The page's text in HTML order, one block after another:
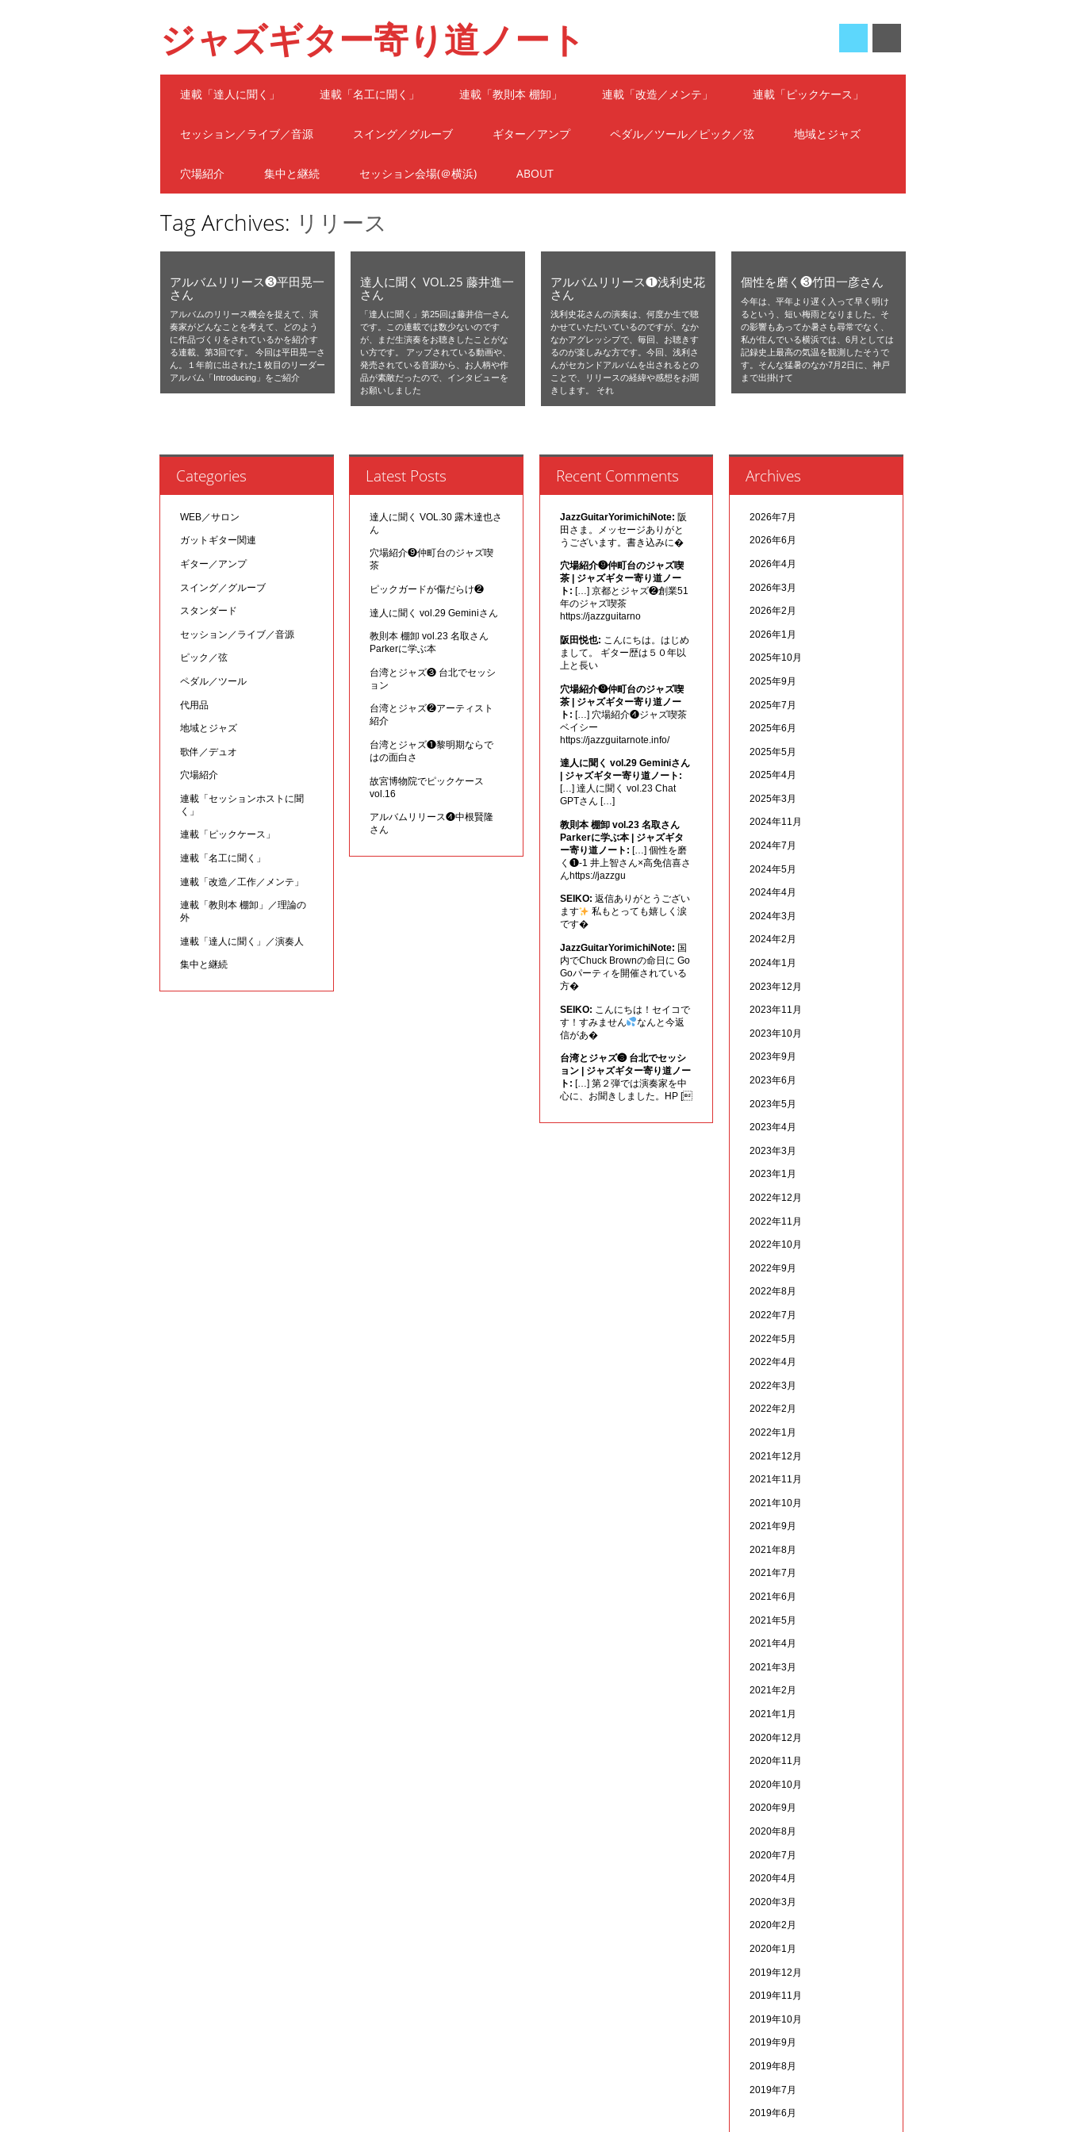
ジャズギター寄り道ノート
Main menu
連載「達人に聞く」 連載「名工に聞く」 連載「教則本 棚卸」 連載「改造／メンテ」 連載「ピックケース」
セッション／ライブ／音源 スイング／グルーブ ギター／アンプ ペダル／ツール／ピック／弦 地域とジャズ
穴場紹介 集中と継続 セッション会場(＠横浜) ABOUT
Tag Archives: リリース
アルバムリリース❸平田晃一
さん
アルバムのリリース機会を捉えて、演
奏家がどんなことを考えて、どのよう
に作品づくりをされているかを紹介す
る連載、第3回です。 今回は平田晃一さ
ん。１年前に出された1 枚目のリーダー
アルバム「Introducing」をご紹介
達人に聞く VOL.25 藤井進一
さん
「達人に聞く」第25回は藤井信一さん
です。この連載では数少ないのです
が、まだ生演奏をお聴きしたことがな
い方です。 アップされている動画や、
発売されている音源から、お人柄や作
品が素敵だったので、インタビューを
お願いしました
アルバムリリース❶浅利史花
さん
浅利史花さんの演奏は、何度か生で聴
かせていただいているのですが、なか
なかアグレッシブで、毎回、お聴きす
るのが楽しみな方です。今回、浅利さ
んがセカンドアルバムを出されるとの
ことで、リリースの経緯や感想をお聞
きします。 それ
個性を磨く❸竹田一彦さん
今年は、平年より遅く入って早く明け
るという、短い梅雨となりました。そ
の影響もあってか暑さも尋常でなく、
私が住んでいる横浜では、6月としては
記録史上最高の気温を観測したそうで
す。そんな猛暑のなか7月2日に、神戸
まで出掛けて
Categories
WEB／サロン
ガットギター関連
ギター／アンプ
スイング／グルーブ
スタンダード
セッション／ライブ／音源
ピック／弦
ペダル／ツール
代用品
地域とジャズ
歌伴／デュオ
穴場紹介
連載「セッションホストに聞
く」
連載「ピックケース」
連載「名工に聞く」
連載「改造／工作／メンテ」
連載「教則本 棚卸」／理論の
外
連載「達人に聞く」／演奏人
集中と継続
Latest Posts
達人に聞く VOL.30 露木達也さ
ん
穴場紹介❾仲町台のジャズ喫
茶
ピックガードが傷だらけ❷
達人に聞く vol.29 Geminiさん
教則本 棚卸 vol.23 名取さん
Parkerに学ぶ本
台湾とジャズ❸ 台北でセッシ
ョン
台湾とジャズ❷アーティスト
紹介
台湾とジャズ❶黎明期ならで
はの面白さ
故宮博物院でピックケース
vol.16
アルバムリリース❹中根賢隆
さん
Recent Comments
JazzGuitarYorimichiNote: 阪
田さま。メッセージありがと
うございます。書き込みに�
穴場紹介❾仲町台のジャズ喫
茶 | ジャズギター寄り道ノー
ト: […] 京都とジャズ❷創業51
年のジャズ喫茶
https://jazzguitarno
阪田悦也: こんにちは。はじめ
まして。 ギター歴は５０年以
上と長い
穴場紹介❾仲町台のジャズ喫
茶 | ジャズギター寄り道ノー
ト: […] 穴場紹介❹ジャズ喫茶
ベイシー
https://jazzguitarnote.info/
達人に聞く vol.29 Geminiさん
| ジャズギター寄り道ノート:
[…] 達人に聞く vol.23 Chat
GPTさん […]
教則本 棚卸 vol.23 名取さん
Parkerに学ぶ本 | ジャズギタ
ー寄り道ノート: […] 個性を磨
く❶-1 井上智さん×高免信喜さ
んhttps://jazzgu
SEIKO: 返信ありがとうござい
ます
私もとっても嬉しく涙
です�
JazzGuitarYorimichiNote: 国
内でChuck Brownの命日に Go
Goパーティを開催されている
方�
SEIKO: こんにちは！セイコで
す！すみません
なんと今返
信があ�
台湾とジャズ❸ 台北でセッシ
ョン | ジャズギター寄り道ノー
ト: […] 第２弾では演奏家を中
心に、お聞きしました。HP [
Archives
2026年7月
2026年6月
2026年4月
2026年3月
2026年2月
2026年1月
2025年10月
2025年9月
2025年7月
2025年6月
2025年5月
2025年4月
2025年3月
2024年11月
2024年7月
2024年5月
2024年4月
2024年3月
2024年2月
2024年1月
2023年12月
2023年11月
2023年10月
2023年9月
2023年6月
2023年5月
2023年4月
2023年3月
2023年1月
2022年12月
2022年11月
2022年10月
2022年9月
2022年8月
2022年7月
2022年5月
2022年4月
2022年3月
2022年2月
2022年1月
2021年12月
2021年11月
2021年10月
2021年9月
2021年8月
2021年7月
2021年6月
2021年5月
2021年4月
2021年3月
2021年2月
2021年1月
2020年12月
2020年11月
2020年10月
2020年9月
2020年8月
2020年7月
2020年4月
2020年3月
2020年2月
2020年1月
2019年12月
2019年11月
2019年10月
2019年9月
2019年8月
2019年7月
2019年6月